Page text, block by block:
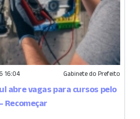
16:04 Gabinete do Prefeito
abre vagas para cursos pelo
Recomeçar